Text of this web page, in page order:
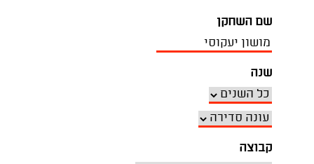
שם השחקן
שנה
קבוצה